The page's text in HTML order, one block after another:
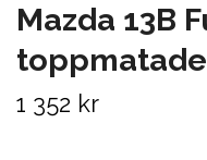
Mazda 13B
1 352 kr